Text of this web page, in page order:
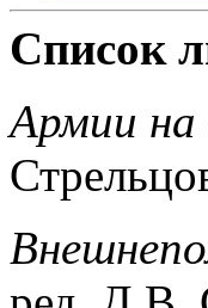
Список
Армии на